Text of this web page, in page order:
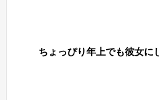
ちょっぴり年上でも彼女に